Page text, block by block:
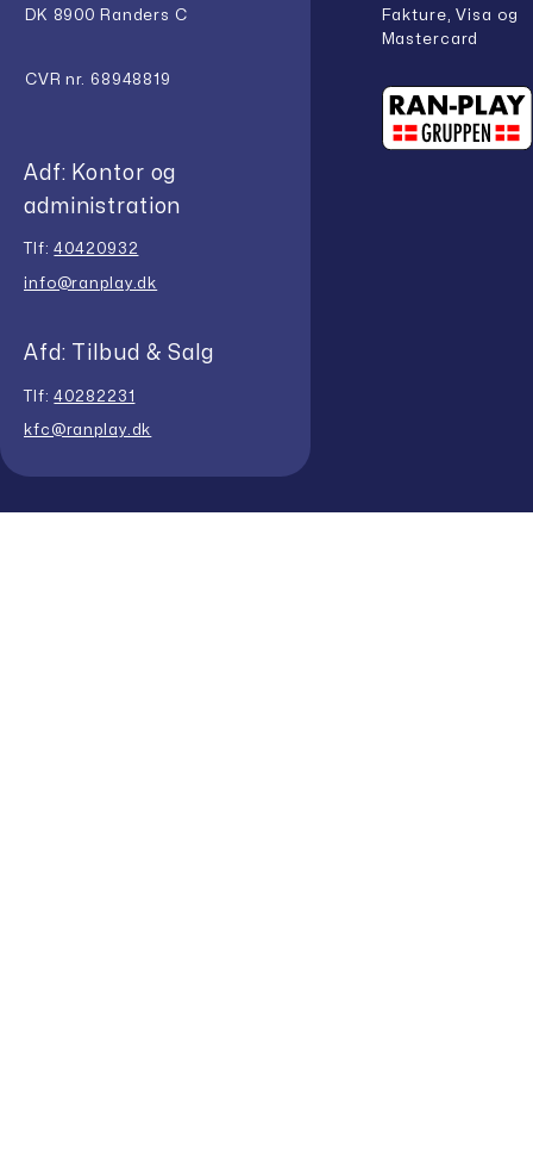
DK 8900 Randers C
CVR nr. 68948819
Adf: Kontor og
administration
Tlf:40420932
info@ranplay.dk
Afd: Tilbud & Salg
Tlf:40282231
kfc@ranplay.dk
Fakture, Visa og
Mastercard